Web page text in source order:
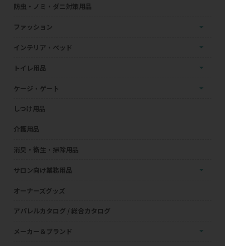
防虫・ノミ・ダニ対策用品
ファッション
インテリア・ベッド
トイレ用品
ケージ・ゲート
しつけ用品
介護用品
消臭・衛生・掃除用品
サロン向け業務用品
オーナーズグッズ
アパレルカタログ / 総合カタログ
メーカー＆ブランド